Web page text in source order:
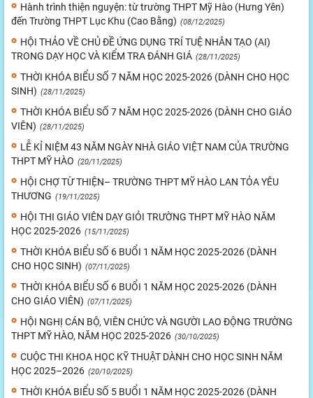
Hành trình thiện nguyện: từ trường THPT Mỹ Hào (Hưng Yên)
đến Trường THPT Lục Khu (Cao Bằng) (08/12/2025)
HỘI THẢO VỀ CHỦ ĐỀ ỨNG DỤNG TRÍ TUỆ NHÂN TẠO (AI)
TRONG DẠY HỌC VÀ KIỂM TRA ĐÁNH GIÁ (28/11/2025)
THỜI KHÓA BIỂU SỐ 7 NĂM HỌC 2025-2026 (DÀNH CHO HỌC
SINH) (28/11/2025)
THỜI KHÓA BIỂU SỐ 7 NĂM HỌC 2025-2026 (DÀNH CHO GIÁO
VIÊN) (28/11/2025)
LỄ KỈ NIỆM 43 NĂM NGÀY NHÀ GIÁO VIỆT NAM CỦA TRƯỜNG
THPT MỸ HÀO (20/11/2025)
HỘI CHỢ TỪ THIỆN– TRƯỜNG THPT MỸ HÀO LAN TỎA YÊU
THƯƠNG (19/11/2025)
HỘI THI GIÁO VIÊN DẠY GIỎI TRƯỜNG THPT MỸ HÀO NĂM
HỌC 2025-2026 (15/11/2025)
THỜI KHÓA BIỂU SỐ 6 BUỔI 1 NĂM HỌC 2025-2026 (DÀNH
CHO HỌC SINH) (07/11/2025)
THỜI KHÓA BIỂU SỐ 6 BUỔI 1 NĂM HỌC 2025-2026 (DÀNH
CHO GIÁO VIÊN) (07/11/2025)
HỘI NGHỊ CÁN BỘ, VIÊN CHỨC VÀ NGƯỜI LAO ĐỘNG TRƯỜNG
THPT MỸ HÀO, NĂM HỌC 2025-2026 (30/10/2025)
CUỘC THI KHOA HỌC KỸ THUẬT DÀNH CHO HỌC SINH NĂM
HỌC 2025–2026 (20/10/2025)
THỜI KHÓA BIỂU SỐ 5 BUỔI 1 NĂM HỌC 2025-2026 (DÀNH